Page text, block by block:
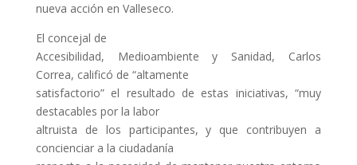
nueva acción en Valleseco.
El concejal de
Accesibilidad, Medioambiente y Sanidad, Carlos
Correa, calificó de “altamente
satisfactorio” el resultado de estas iniciativas, “muy
destacables por la labor
altruista de los participantes, y que contribuyen a
concienciar a la ciudadanía